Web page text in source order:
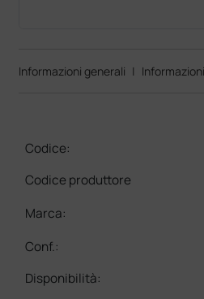
Informazioni generali |
Codice:
Codice produttore
Marca:
Conf.:
Disponibilità: